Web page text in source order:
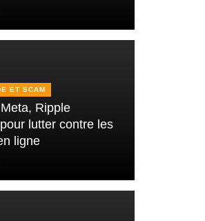
ET SCAM
Ripple
lutter contre les
ligne